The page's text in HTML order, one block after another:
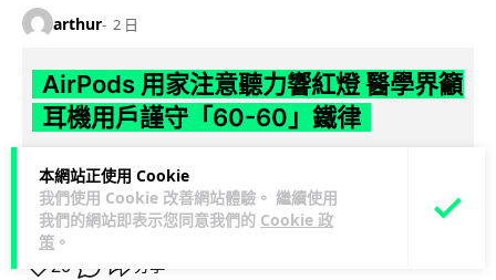
本網站正使用 Cookie
我們使用 Cookie 改善網站體驗。 繼續使用
我們的網站即表示您同意我們的 Cookie 政
策 。
arthur 2 日
AirPods 用家注意聽力響紅燈 醫學界籲
耳機用戶謹守「60-60」鐵律
長時間高音量佩戴耳機可能導致永久性噪音性聽損。本文盤點 4
大聽力受損警號，介紹科學護耳的「60-60 原則」及 Apple 內
置防護功能，... 閱讀全文
20 分享